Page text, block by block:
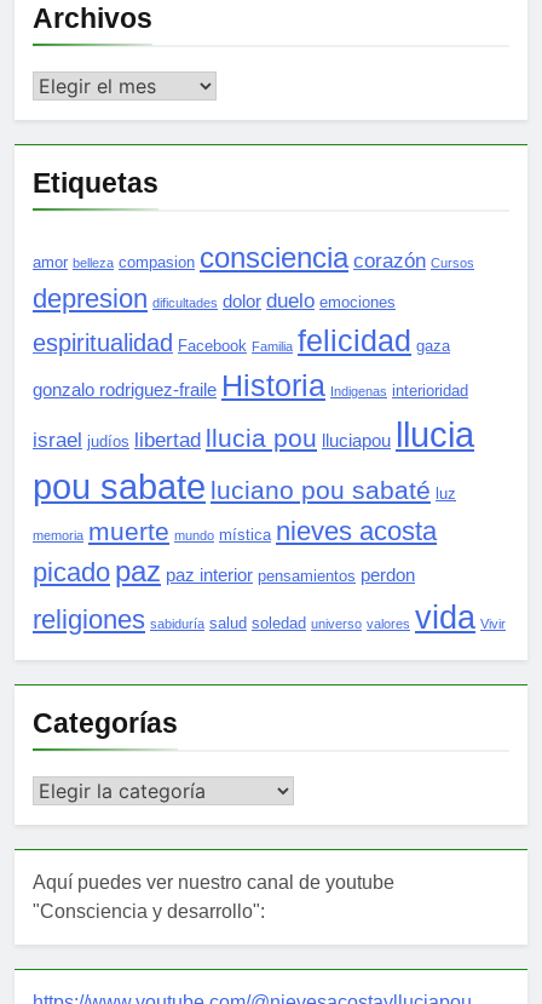
Archivos
Archivos
Etiquetas
amor belleza compasion consciencia corazón Cursos
depresion dificultades dolor duelo emociones
espiritualidad Facebook Familia felicidad gaza
gonzalo rodriguez-fraile Historia Indigenas interioridad
israel judíos libertad llucia pou lluciapou llucia
pou sabate luciano pou sabaté luz
memoria muerte mundo mística nieves acosta
picado paz paz interior pensamientos perdon
religiones sabiduría salud soledad universo valores vida Vivir
Categorías
Categorías
Aquí puedes ver nuestro canal de youtube
"Consciencia y desarrollo":